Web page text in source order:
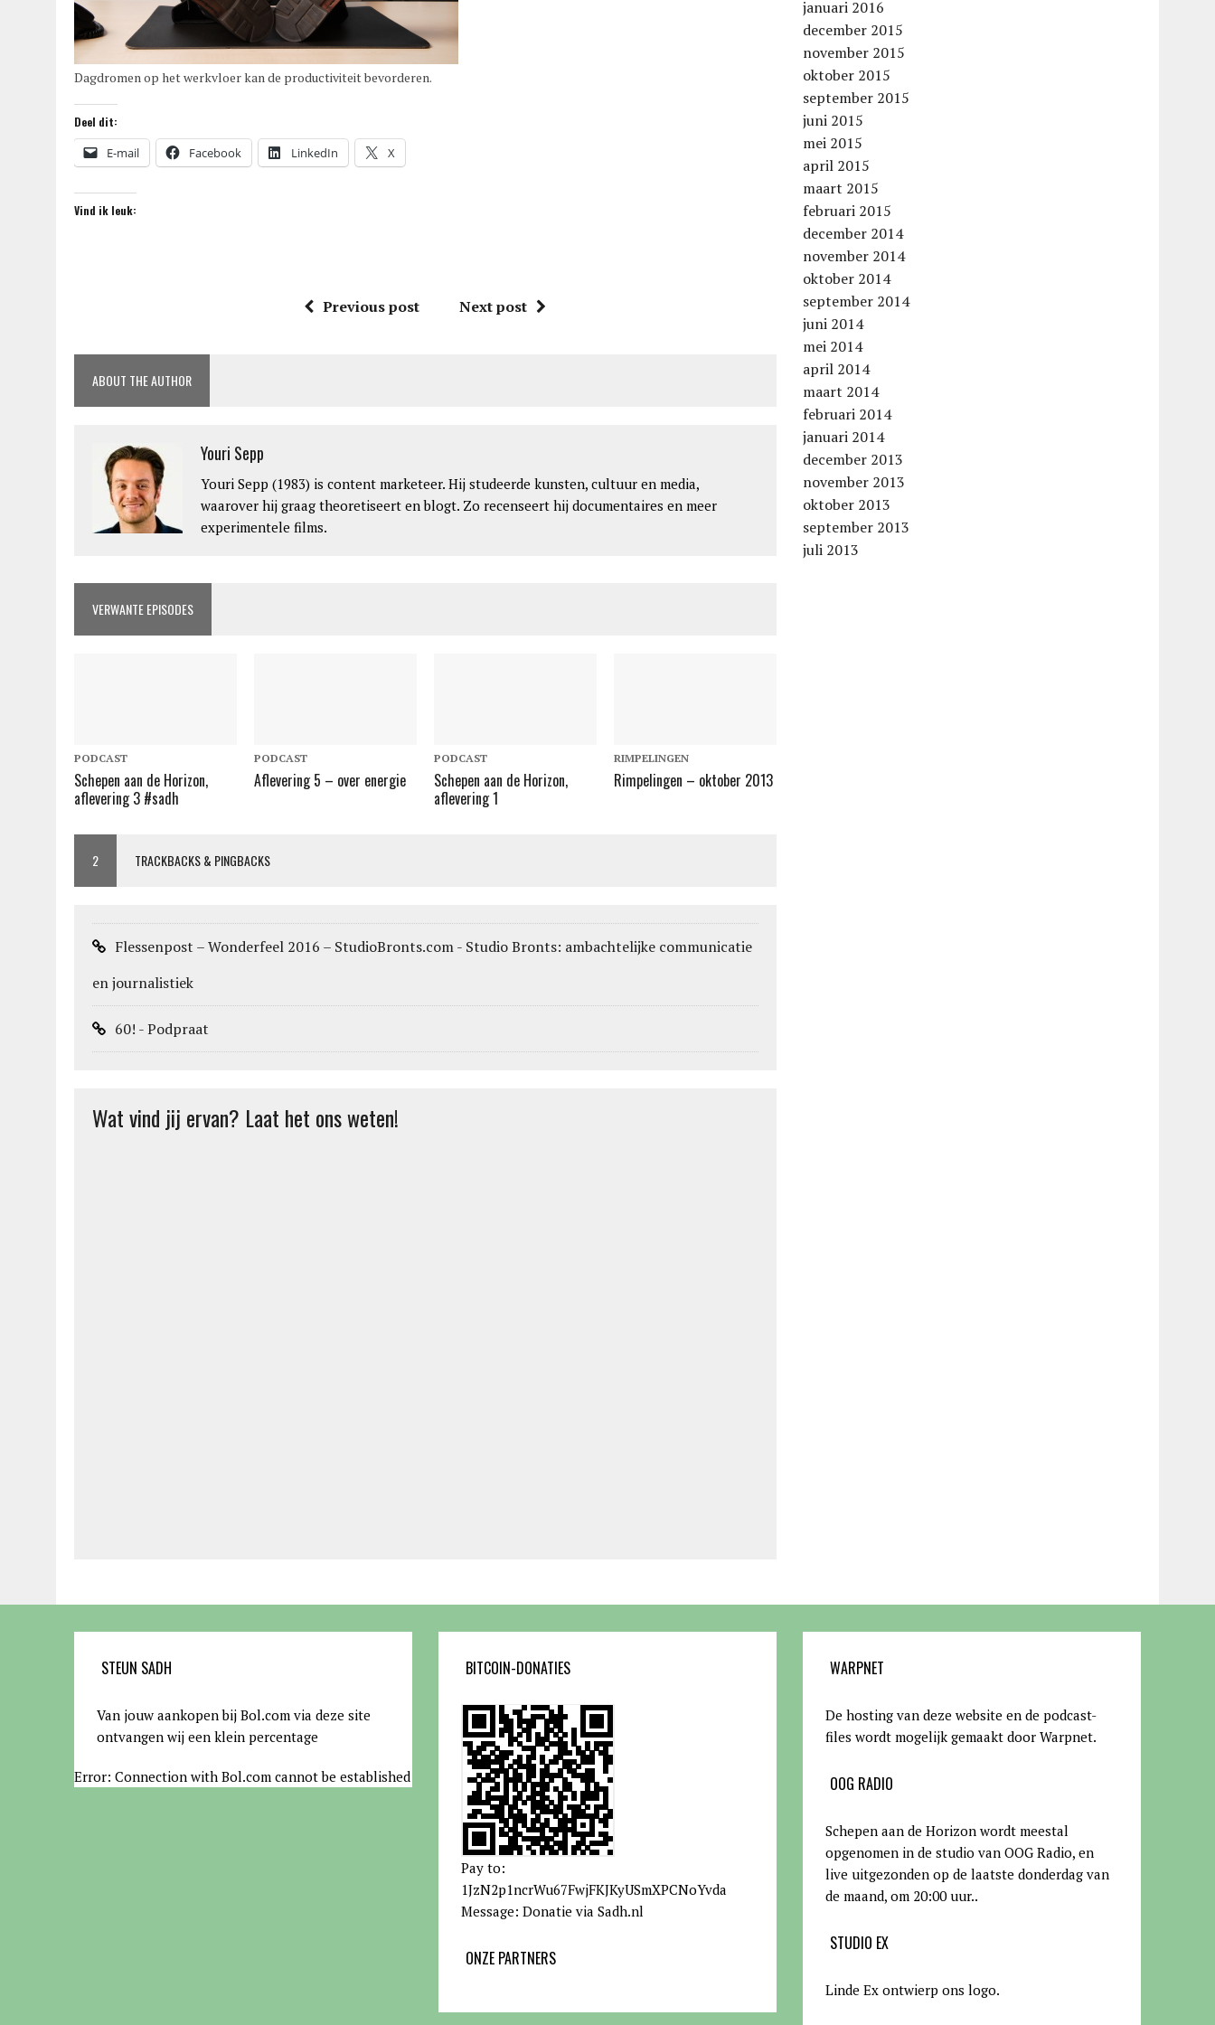
Dagdromen op het werkvloer kan de productiviteit bevorderen.
Deel dit:
E-mail Facebook LinkedIn X
Vind ik leuk:
Previous post Next post
ABOUT THE AUTHOR
Youri Sepp
Youri Sepp (1983) is content marketeer. Hij studeerde kunsten, cultuur en media,
waarover hij graag theoretiseert en blogt. Zo recenseert hij documentaires en meer
experimentele films.
VERWANTE EPISODES
PODCAST
Schepen aan de Horizon,
aflevering 3 #sadh
PODCAST
Aflevering 5 – over energie
PODCAST
Schepen aan de Horizon,
aflevering 1
RIMPELINGEN
Rimpelingen – oktober 2013
2 TRACKBACKS & PINGBACKS
Flessenpost – Wonderfeel 2016 – StudioBronts.com - Studio Bronts: ambachtelijke communicatie
en journalistiek
60! - Podpraat
Wat vind jij ervan? Laat het ons weten!
januari 2016
december 2015
november 2015
oktober 2015
september 2015
juni 2015
mei 2015
april 2015
maart 2015
februari 2015
december 2014
november 2014
oktober 2014
september 2014
juni 2014
mei 2014
april 2014
maart 2014
februari 2014
januari 2014
december 2013
november 2013
oktober 2013
september 2013
juli 2013
STEUN SADH
Van jouw aankopen bij Bol.com via deze site
ontvangen wij een klein percentage
Error: Connection with Bol.com cannot be established
BITCOIN-DONATIES
Pay to:
1JzN2p1ncrWu67FwjFKJKyUSmXPCNoYvda
Message: Donatie via Sadh.nl
ONZE PARTNERS
WARPNET
De hosting van deze website en de podcast-
files wordt mogelijk gemaakt door Warpnet.
OOG RADIO
Schepen aan de Horizon wordt meestal
opgenomen in de studio van OOG Radio, en
live uitgezonden op de laatste donderdag van
de maand, om 20:00 uur..
STUDIO EX
Linde Ex ontwierp ons logo.